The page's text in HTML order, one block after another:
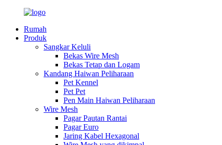
Rumah
Produk
Sangkar Keluli
Bekas Wire Mesh
Bekas Tetap dan Logam
Kandang Haiwan Peliharaan
Pet Kennel
Pet Pet
Pen Main Haiwan Peliharaan
Wire Mesh
Pagar Pautan Rantai
Pagar Euro
Jaring Kabel Hexagonal